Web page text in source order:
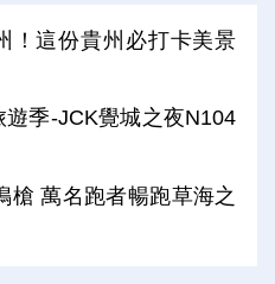
！這份貴州必打卡美景
季-JCK覺城之夜N104
槍 萬名跑者暢跑草海之